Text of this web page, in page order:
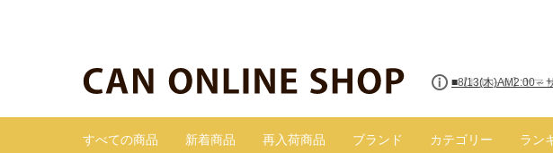
■8/13(木)AM2:00～
すべての商品 新着商品 再入荷商品 ブランド カテゴリー ラン